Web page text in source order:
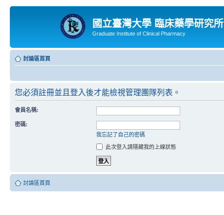
國立臺灣大學 臨床藥學研究所
Graduate Institute of Clinical Pharmacy
討論區首頁
您必須註冊並且登入後才能檢視管理團隊列表。
會員名稱:
密碼:
我忘記了自己的密碼
此次登入請隱藏我的上線狀態
討論區首頁